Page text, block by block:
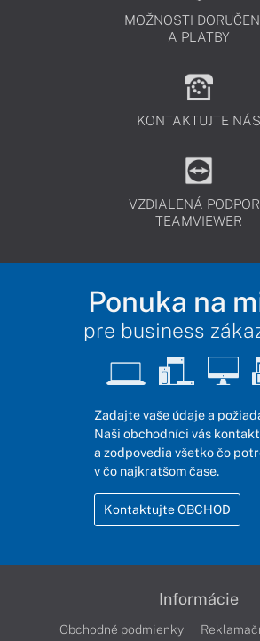
MOŽNOSTI
A PLATBY
KONTAKTUJTE NÁS
VZDIALENÁ
TEAMVIEWER
Ponuka na
pre business
Zadajte vaše údaje a
Naši obchodníci vás
a zodpovedia všetko čo
v čo najkratšom čase.
Kontaktujte OBCHOD
Informácie
Obchodné podmienky